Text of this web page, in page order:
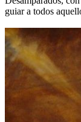
guiar a todos